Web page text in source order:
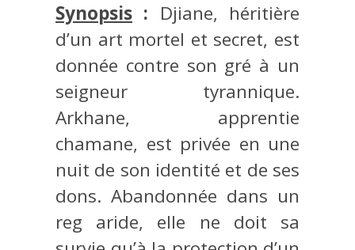
Synopsis : Djiane, héritière
d’un art mortel et secret, est
donnée contre son gré à un
seigneur tyrannique.
Arkhane, apprentie
chamane, est privée en une
nuit de son identité et de ses
dons. Abandonnée dans un
reg aride, elle ne doit sa